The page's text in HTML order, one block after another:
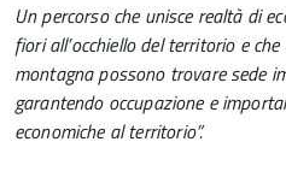
Un percorso che unisce realtà di
fiori all’occhiello del territorio e
montagna possono trovare sede
garantendo occupazione e
economiche al territorio”.